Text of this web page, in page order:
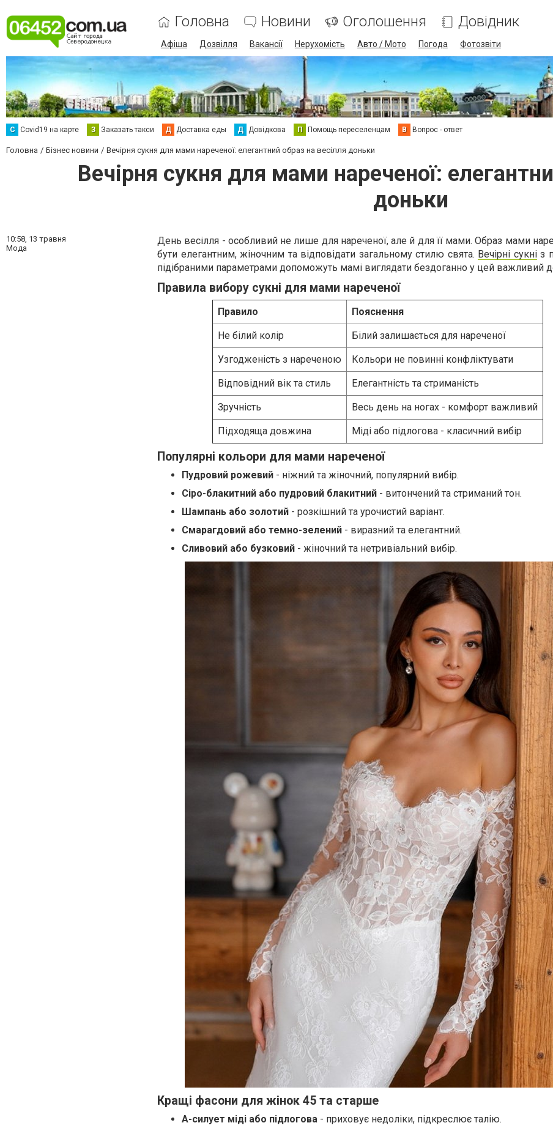
Головна Новини Оголошення Довідник
Афіша Дозвілля Вакансії Нерухомість Авто / Мото Погода Фотозвіти
С Сovid19 на карте З Заказать такси Д Доставка еды Д Довідкова П Помощь переселенцам В Вопрос - ответ
Головна Бізнес новини Вечірня сукня для мами нареченої: елегантний образ на весілля доньки
Вечірня сукня для мами нареченої:
доньки
10:58, 13 травня
Мода
День весілля - особливий не лише для нареченої, але й для її мами. Образ мами
бути елегантним, жіночним та відповідати загальному стилю свята. Вечірні сукніз
підібраними параметрами допоможуть мамі виглядати бездоганно у цей важливий
Правила вибору сукні для мами нареченої
Правило Пояснення
Не білий колір Білий залишається для нареченої
Узгодженість з нареченою Кольори не повинні конфліктувати
Відповідний вік та стиль Елегантність та стриманість
Зручність Весь день на ногах - комфорт важливий
Підходяща довжина Міді або підлогова - класичний вибір
Популярні кольори для мами нареченої
Пудровий рожевий - ніжний та жіночний, популярний вибір.
Сіро-блакитний або пудровий блакитний - витончений та стриманий тон.
Шампань або золотий - розкішний та урочистий варіант.
Смарагдовий або темно-зелений - виразний та елегантний.
Сливовий або бузковий - жіночний та нетривіальний вибір.
Кращі фасони для жінок 45 та старше
A-силует міді або підлогова - приховує недоліки, підкреслює талію.